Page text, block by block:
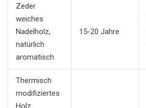
Zeder
weiches
Nadelholz,
natürlich
aromatisch
15-20 Jahre
Thermisch
modifiziertes
Holz